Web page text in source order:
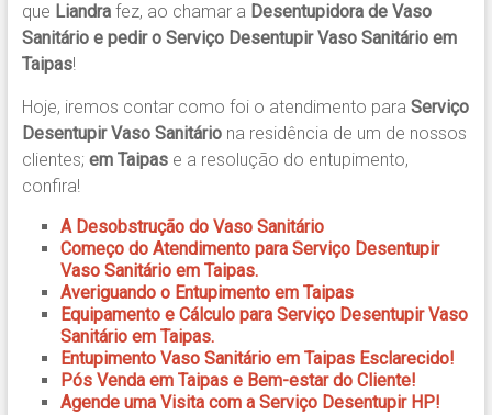
que Liandra fez, ao chamar a Desentupidora de Vaso
Sanitário e pedir oServiço Desentupir Vaso Sanitário em
Taipas!
Hoje, iremos contar como foi o atendimento para Serviço
Desentupir Vaso Sanitário na residência de um de nossos
clientes; em Taipase a resolução do entupimento,
confira!
A Desobstrução do Vaso Sanitário
Começo do Atendimento para Serviço Desentupir
Vaso Sanitário em Taipas.
Averiguando o Entupimento em Taipas
Equipamento e Cálculo para Serviço Desentupir Vaso
Sanitário em Taipas.
Entupimento Vaso Sanitário em Taipas Esclarecido!
Pós Venda em Taipas e Bem-estar do Cliente!
Agende uma Visita com a Serviço Desentupir HP!